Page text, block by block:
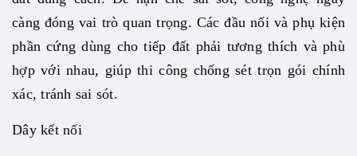
càng đóng vai trò quan trọng. Các đầu nối và phụ kiện
phần cứng dùng cho tiếp đất phải tương thích và phù
hợp với nhau, giúp thi công chống sét trọn gói chính
xác, tránh sai sót.
Dây kết nối